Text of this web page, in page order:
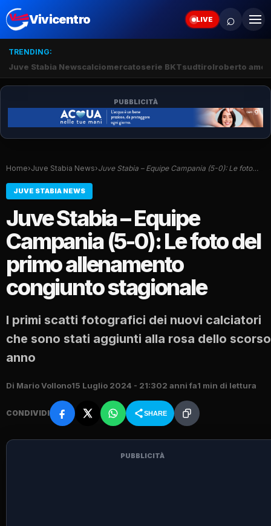
Vivicentro LIVE ⌕
TRENDING:
Juve Stabia Newscalciomercatoserie BKTsudtirolroberto
PUBBLICITÀ
Home›Juve Stabia News›Juve Stabia – Equipe Campania (5-0): Le foto…
JUVE STABIA NEWS
Juve Stabia – Equipe
Campania (5-0): Le foto del
primo allenamento
congiunto stagionale
I primi scatti fotografici dei nuovi calciatori
che sono stati aggiunti alla rosa dello scorso
anno
Di Mario Vollono15 Luglio 2024 - 21:302 anni fa1 min di lettura
CONDIVIDI SHARE
PUBBLICITÀ